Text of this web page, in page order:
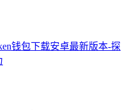
钱包下载安卓最新版本-探